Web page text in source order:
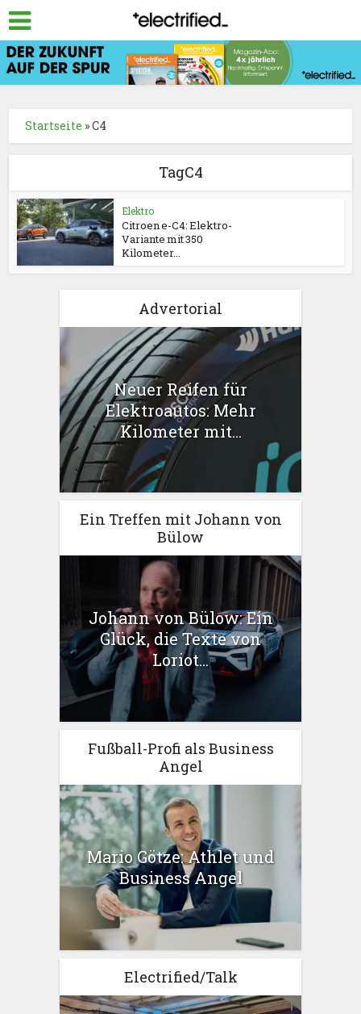
Startseite »C4
TagC4
Elektro
Citroen e-C4: Elektro-
Variante mit 350
Kilometer...
Advertorial
Neuer Reifen für
Elektroautos: Mehr
Kilometer mit...
Ein Treffen mit Johann von
Bülow
Johann von Bülow: Ein
Glück, die Texte von
Loriot...
Fußball-Profi als Business
Angel
Mario Götze: Athlet und
Business Angel
Electrified/Talk